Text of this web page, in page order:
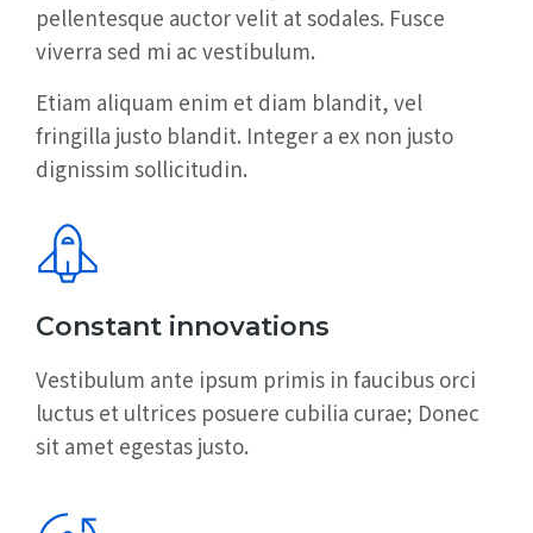
pellentesque auctor velit at sodales. Fusce
viverra sed mi ac vestibulum.
Etiam aliquam enim et diam blandit, vel
fringilla justo blandit. Integer a ex non justo
dignissim sollicitudin.
Constant innovations
Vestibulum ante ipsum primis in faucibus orci
luctus et ultrices posuere cubilia curae; Donec
sit amet egestas justo.